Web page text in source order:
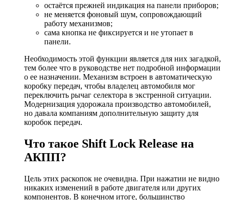
остаётся прежней индикация на панели приборов;
не меняется фоновый шум, сопровождающий
работу механизмов;
сама кнопка не фиксируется и не утопает в
панели.
Необходимость этой функции является для них загадкой,
тем более что в руководстве нет подробной информации
о ее назначении. Механизм встроен в автоматическую
коробку передач, чтобы владелец автомобиля мог
переключить рычаг селектора в экстренной ситуации.
Модернизация удорожала производство автомобилей,
но давала компаниям дополнительную защиту для
коробок передач.
Что такое Shift Lock Release на
АКПП?
Цель этих раскопок не очевидна. При нажатии не видно
никаких изменений в работе двигателя или других
компонентов. В конечном итоге, большинство